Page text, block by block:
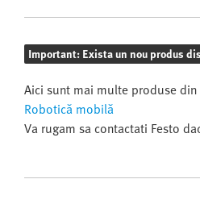
Important: Exista un nou produs
Aici sunt mai multe produse din
Robotică mobilă
Va rugam sa contactati Festo